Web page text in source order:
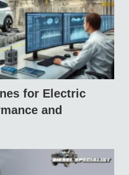
for Electric
and